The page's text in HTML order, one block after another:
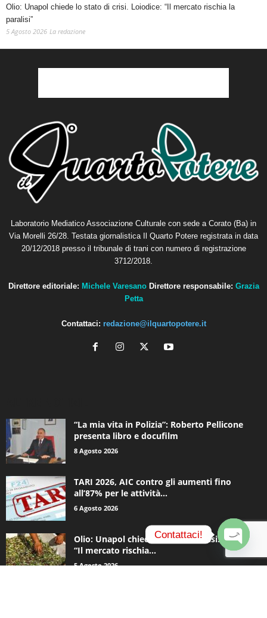
Olio: Unapol chiede lo stato di crisi. Loiodice: “Il mercato rischia la
paralisi”
5 Agosto 2026 La redazione
Laboratorio Mediatico Associazione Culturale con sede a Corato (Ba) in
Via Morelli 26/28. Testata giornalistica Il Quarto Potere registrata in data
20/12/2018 presso il tribunale di trani con numero di registrazione
3712/2018.
Direttore editoriale: Michele Varesano Direttore responsabile: Grazia
Petta
Contattaci: redazione@ilquartopotere.it
“La mia vita in Polizia”: Roberto Pellicone
presenta libro e docufilm
8 Agosto 2026
TARI 2026, AIC contro gli aumenti fino
all’87% per le attività...
6 Agosto 2026
Olio: Unapol chiede lo stato di crisi. Loiodice:
“Il mercato rischia...
5 Agosto 2026
Contattaci!
O